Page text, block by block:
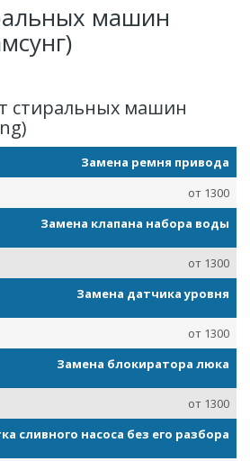
машин
стиральных машин
Замена ремня привода
от 1300
Замена клапана набора воды
от 1300
Замена датчика уровня
от 1300
Замена блокиратора люка
от 1300
сливного насоса без его разбора